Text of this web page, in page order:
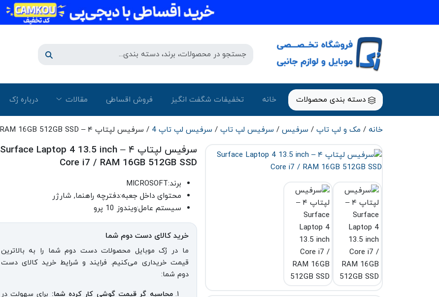
دسته بندی محصولات خانه تخفیفات شگفت انگیز فروش اقساطی مقالات درباره رُک‌
خانه / مک و لپ تاپ / سرفیس / سرفیس لپ تاپ / سرفیس لپ تاپ 4 / سرفیس لپتاپ ۴ – Surface Laptop 4 13.5 inch Core i7 / RAM 16GB 512GB SSD
سرفیس لپتاپ ۴ – Surface Laptop 4 13.5 inch
Core i7 / RAM 16GB 512GB SSD
برند:MICROSOFT
محتوای داخل جعبه:دفترچه راهنما, شارژر
سیستم عامل:ویندوز 10 پرو
خرید کالای دست دوم شما
ما در رُک موبایل محصولات دست دوم شما را به بالاترین
قیمت خریداری می‌کنیم. فرایند و شرایط خرید کالای دست
دوم شما:
محاسبه گر قیمت گوشی کار کرده شما: برای سهولت در